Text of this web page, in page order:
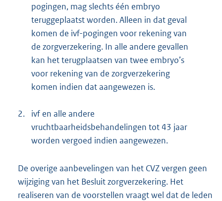
pogingen, mag slechts één embryo
teruggeplaatst worden. Alleen in dat geval
komen de ivf-pogingen voor rekening van
de zorgverzekering. In alle andere gevallen
kan het terugplaatsen van twee embryo’s
voor rekening van de zorgverzekering
komen indien dat aangewezen is.
2.
ivf en alle andere
vruchtbaarheidsbehandelingen tot 43 jaar
worden vergoed indien aangewezen.
De overige aanbevelingen van het CVZ vergen geen
wijziging van het Besluit zorgverzekering. Het
realiseren van de voorstellen vraagt wel dat de leden